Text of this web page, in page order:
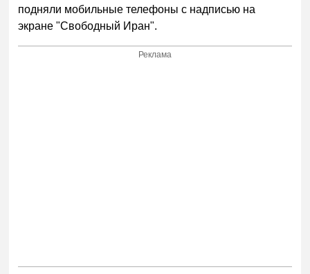
подняли мобильные телефоны с надписью на
экране "Свободный Иран".
Реклама